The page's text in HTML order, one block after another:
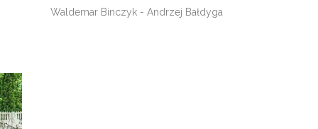
Waldemar Binczyk - Andrzej Bałdyga